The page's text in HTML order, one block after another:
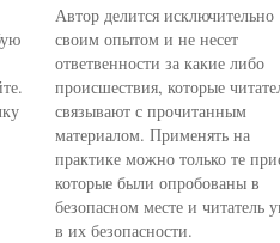
Автор делится исключительно
своим опытом и не несет
ответвенности за какие либо
происшествия, которые
связывают с прочитанным
материалом. Применять на
практике можно только те
которые были опробованы в
безопасном месте и читатель
в их безопасности.